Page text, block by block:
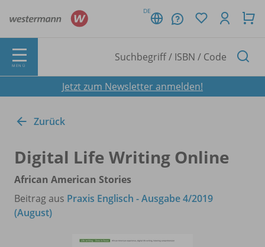
DE
MENÜ
Jetzt zum Newsletter anmelden!
Zurück
Digital Life Writing Online
African American Stories
Beitrag aus Praxis Englisch - Ausgabe 4/2019
(August)